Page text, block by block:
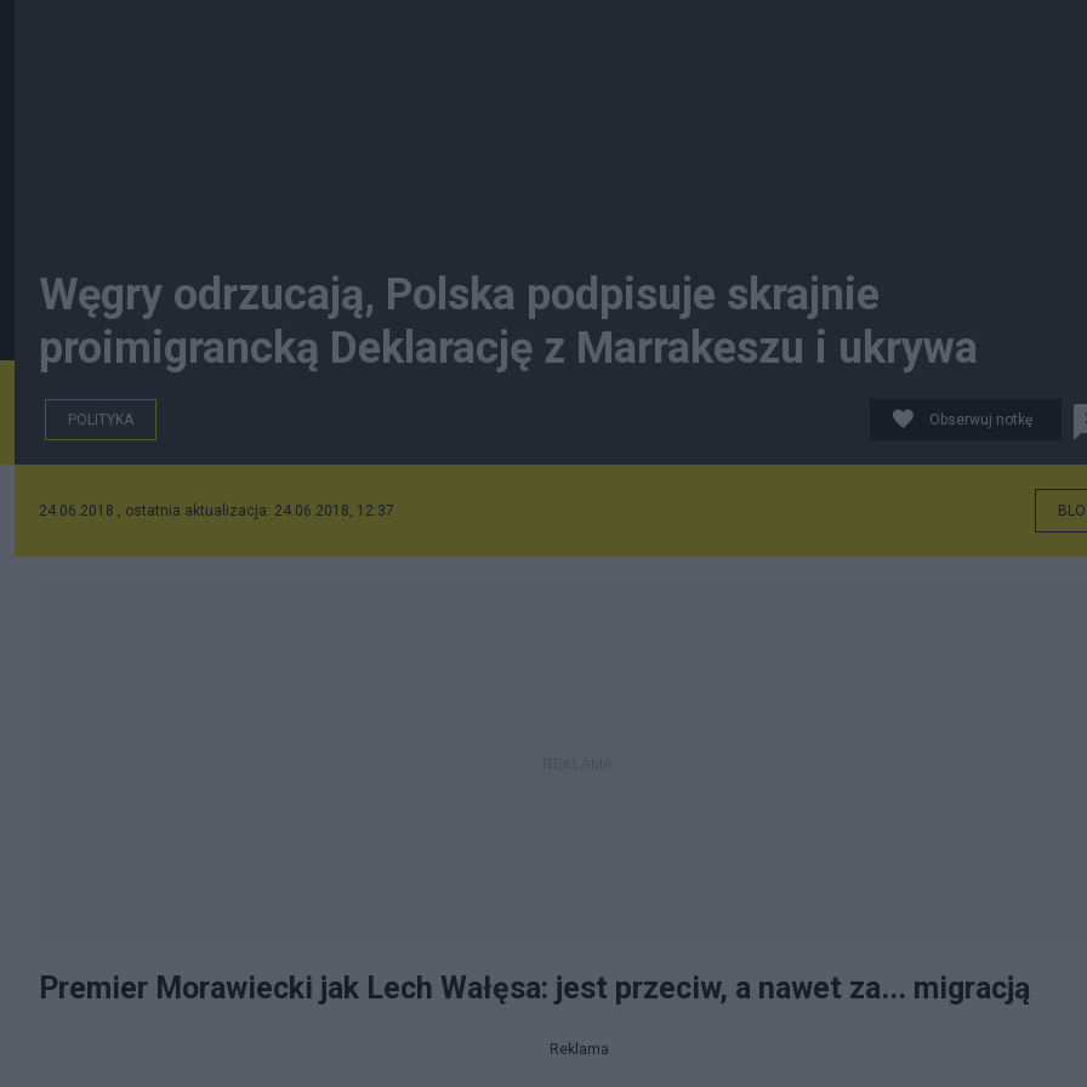
Węgry odrzucają, Polska podpisuje skrajnie
proimigrancką Deklarację z Marrakeszu i ukrywa
POLITYKA Obserwuj notkę
24.06.2018 , ostatnia aktualizacja: 24.06.2018, 12:37
Premier Morawiecki jak Lech Wałęsa: jest przeciw, a nawet za... migracją
Reklama